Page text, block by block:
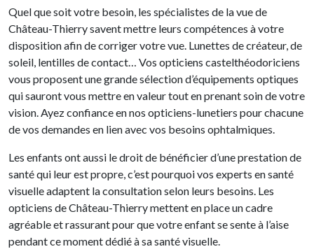
Quel que soit votre besoin, les spécialistes de la vue de
Château-Thierry savent mettre leurs compétences à votre
disposition afin de corriger votre vue. Lunettes de créateur, de
soleil, lentilles de contact… Vos opticiens castelthéodoriciens
vous proposent une grande sélection d’équipements optiques
qui sauront vous mettre en valeur tout en prenant soin de votre
vision. Ayez confiance en nos opticiens-lunetiers pour chacune
de vos demandes en lien avec vos besoins ophtalmiques.
Les enfants ont aussi le droit de bénéficier d’une prestation de
santé qui leur est propre, c’est pourquoi vos experts en santé
visuelle adaptent la consultation selon leurs besoins. Les
opticiens de Château-Thierry mettent en place un cadre
agréable et rassurant pour que votre enfant se sente à l’aise
pendant ce moment dédié à sa santé visuelle.